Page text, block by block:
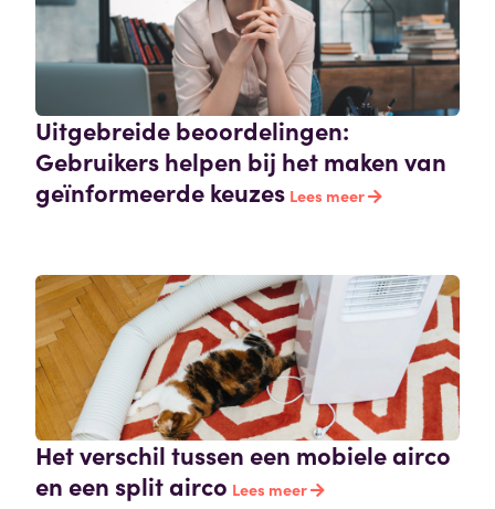
Uitgebreide beoordelingen:
Gebruikers helpen bij het maken van
geïnformeerde keuzes Lees meer
Het verschil tussen een mobiele airco
en een split airco Lees meer